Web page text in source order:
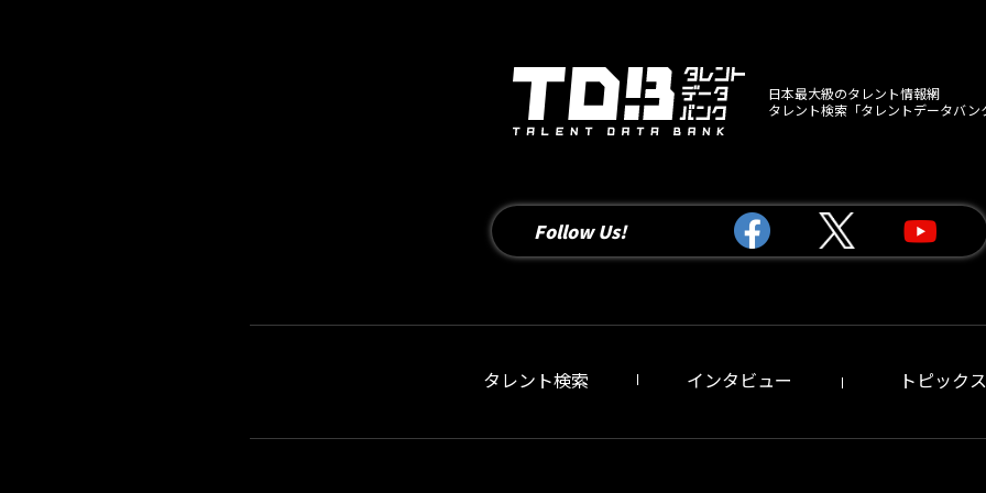
日本最大級のタレント情報網
タレント検索「タレントデータバン
Follow Us!
タレント検索 インタビュー トピック